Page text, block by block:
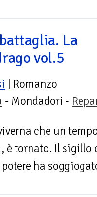
La
vol.5
| Romanzo
- Mondadori -
che un
è tornato. Il sigillo
ha